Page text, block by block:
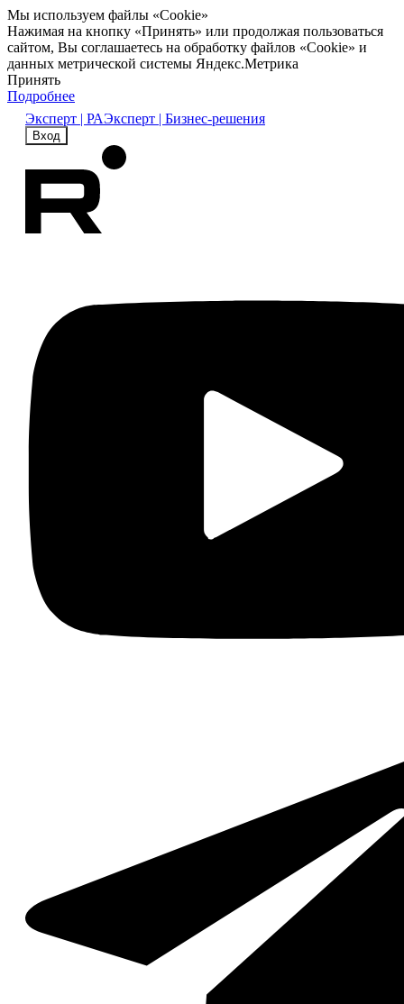
Мы используем файлы «Cookie»
Нажимая на кнопку «Принять» или продолжая пользоваться
сайтом, Вы соглашаетесь на обработку файлов «Cookie» и
данных метрической системы Яндекс.Метрика
Принять
Подробнее
Эксперт | РАЭксперт | Бизнес-решения
Вход